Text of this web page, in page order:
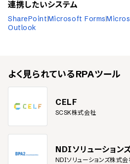
連携したいシステム
SharePointMicrosoft Forms
Outlook
よく見られているRPAツール
CELF
SCSK株式会社
NDIソリューション
NDIソリューションズ株式会